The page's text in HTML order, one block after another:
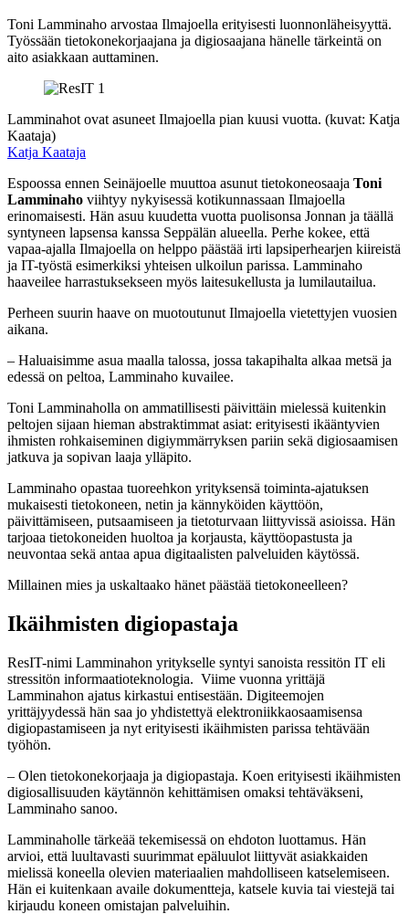
Toni Lamminaho arvostaa Ilmajoella erityisesti luonnonläheisyyttä.
Työssään tietokonekorjaajana ja digiosaajana hänelle tärkeintä on
aito asiakkaan auttaminen.
Lamminahot ovat asuneet Ilmajoella pian kuusi vuotta. (kuvat: Katja
Kaataja)
Katja Kaataja
Espoossa ennen Seinäjoelle muuttoa asunut tietokoneosaaja Toni
Lamminaho viihtyy nykyisessä kotikunnassaan Ilmajoella
erinomaisesti. Hän asuu kuudetta vuotta puolisonsa Jonnan ja täällä
syntyneen lapsensa kanssa Seppälän alueella. Perhe kokee, että
vapaa-ajalla Ilmajoella on helppo päästää irti lapsiperhearjen kiireistä
ja IT-työstä esimerkiksi yhteisen ulkoilun parissa. Lamminaho
haaveilee harrastuksekseen myös laitesukellusta ja lumilautailua.
Perheen suurin haave on muotoutunut Ilmajoella vietettyjen vuosien
aikana.
– Haluaisimme asua maalla talossa, jossa takapihalta alkaa metsä ja
edessä on peltoa, Lamminaho kuvailee.
Toni Lamminaholla on ammatillisesti päivittäin mielessä kuitenkin
peltojen sijaan hieman abstraktimmat asiat: erityisesti ikääntyvien
ihmisten rohkaiseminen digiymmärryksen pariin sekä digiosaamisen
jatkuva ja sopivan laaja ylläpito.
Lamminaho opastaa tuoreehkon yrityksensä toiminta-ajatuksen
mukaisesti tietokoneen, netin ja kännyköiden käyttöön,
päivittämiseen, putsaamiseen ja tietoturvaan liittyvissä asioissa. Hän
tarjoaa tietokoneiden huoltoa ja korjausta, käyttöopastusta ja
neuvontaa sekä antaa apua digitaalisten palveluiden käytössä.
Millainen mies ja uskaltaako hänet päästää tietokoneelleen?
Ikäihmisten digiopastaja
ResIT-nimi Lamminahon yritykselle syntyi sanoista ressitön IT eli
stressitön informaatioteknologia. Viime vuonna yrittäjä
Lamminahon ajatus kirkastui entisestään. Digiteemojen
yrittäjyydessä hän saa jo yhdistettyä elektroniikkaosaamisensa
digiopastamiseen ja nyt erityisesti ikäihmisten parissa tehtävään
työhön.
– Olen tietokonekorjaaja ja digiopastaja. Koen erityisesti ikäihmisten
digiosallisuuden käytännön kehittämisen omaksi tehtäväkseni,
Lamminaho sanoo.
Lamminaholle tärkeää tekemisessä on ehdoton luottamus. Hän
arvioi, että luultavasti suurimmat epäluulot liittyvät asiakkaiden
mielissä koneella olevien materiaalien mahdolliseen katselemiseen.
Hän ei kuitenkaan availe dokumentteja, katsele kuvia tai viestejä tai
kirjaudu koneen omistajan palveluihin.